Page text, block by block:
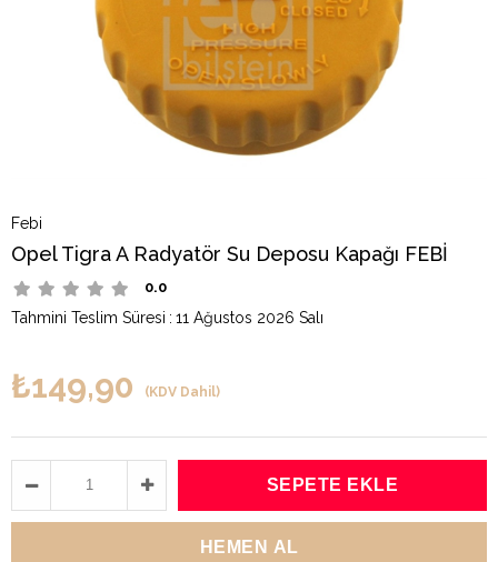
Febi
Opel Tigra A Radyatör Su Deposu Kapağı FEBİ
0.0
Tahmini Teslim Süresi : 11 Ağustos 2026 Salı
₺149,90 (KDV Dahil)